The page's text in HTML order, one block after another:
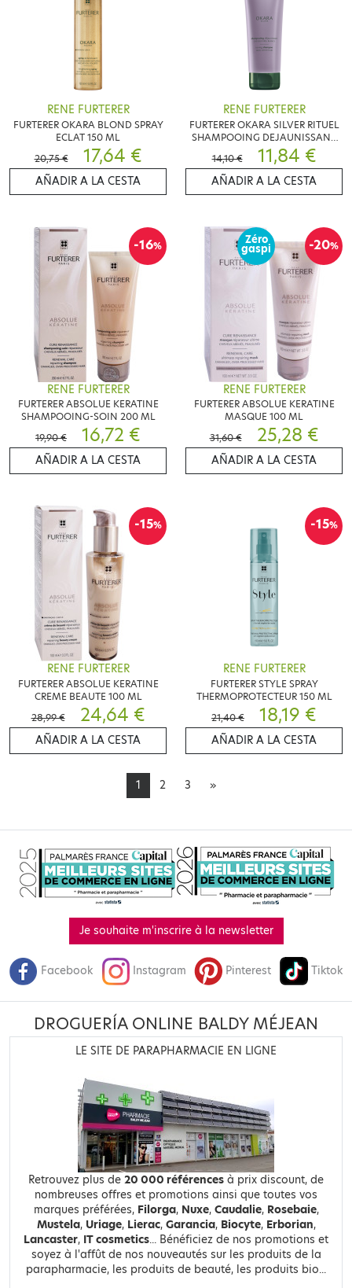
RENE FURTERER
FURTERER OKARA BLOND SPRAY
ECLAT 150 ML
20,75 €
17,64 €
AÑADIR A LA CESTA
RENE FURTERER
FURTERER OKARA SILVER RITUEL
SHAMPOOING DEJAUNISSANT
250 ML
14,10 € 11,84 €
AÑADIR A LA CESTA
-16%
RENE FURTERER
FURTERER ABSOLUE KERATINE
SHAMPOOING-SOIN 200 ML
19,90 €
16,72 €
AÑADIR A LA CESTA
-20%
Zéro
gaspi
RENE FURTERER
FURTERER ABSOLUE KERATINE
MASQUE 100 ML
31,60 €
25,28 €
AÑADIR A LA CESTA
-15%
RENE FURTERER
FURTERER ABSOLUE KERATINE
CREME BEAUTE 100 ML
28,99 €
24,64 €
AÑADIR A LA CESTA
-15%
RENE FURTERER
FURTERER STYLE SPRAY
THERMOPROTECTEUR 150 ML
21,40 €
18,19 €
AÑADIR A LA CESTA
1 2 3 »
Je souhaite m'inscrire à la newsletter
Facebook Instagram Pinterest Tiktok
DROGUERÍA ONLINE BALDY MÉJEAN
LE SITE DE PARAPHARMACIE EN LIGNE
Retrouvez plus de 20 000 références à prix discount, de
nombreuses offres et promotions ainsi que toutes vos
marques préférées, Filorga, Nuxe, Caudalie, Rosebaie,
Mustela, Uriage, Lierac, Garancia, Biocyte, Erborian,
Lancaster, IT cosmetics... Bénéficiez de nos promotions et
soyez à l'affût de nos nouveautés sur les produits de la
parapharmacie, les produits de beauté, les produits bio...